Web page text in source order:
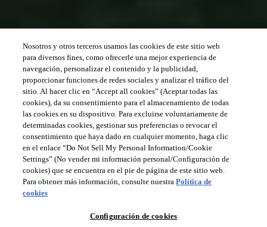
Nosotros y otros terceros usamos las cookies de este sitio web
para diversos fines, como ofrecerle una mejor experiencia de
navegación, personalizar el contenido y la publicidad,
proporcionar funciones de redes sociales y analizar el tráfico del
sitio. Al hacer clic en “Accept all cookies” (Aceptar todas las
cookies), da su consentimiento para el almacenamiento de todas
las cookies en su dispositivo. Para excluirse voluntariamente de
determinadas cookies, gestionar sus preferencias o revocar el
consentimiento que haya dado en cualquier momento, haga clic
en el enlace “Do Not Sell My Personal Information/Cookie
Settings” (No vender mi información personal/Configuración de
cookies) que se encuentra en el pie de página de este sitio web.
Para obtener más información, consulte nuestraPolítica de
cookies
Configuración de cookies